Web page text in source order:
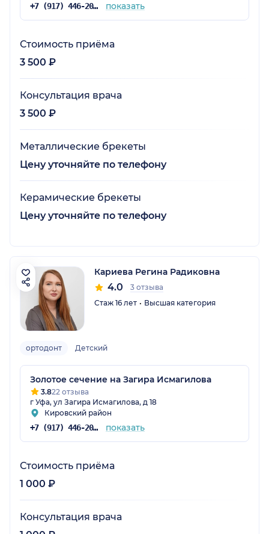
+7 (917) 446-20-50 показать
Стоимость приёма
3 500 ₽
Консультация врача
3 500 ₽
Металлические брекеты
Цену уточняйте по телефону
Керамические брекеты
Цену уточняйте по телефону
Кариева Регина Радиковна
4.0
3 отзыва
Стаж 16 лет
Высшая категория
ортодонт Детский
Золотое сечение на Загира Исмагилова
3.822 отзыва
г Уфа, ул Загира Исмагилова, д 18
Кировский район
+7 (917) 446-20-50 показать
Стоимость приёма
1 000 ₽
Консультация врача